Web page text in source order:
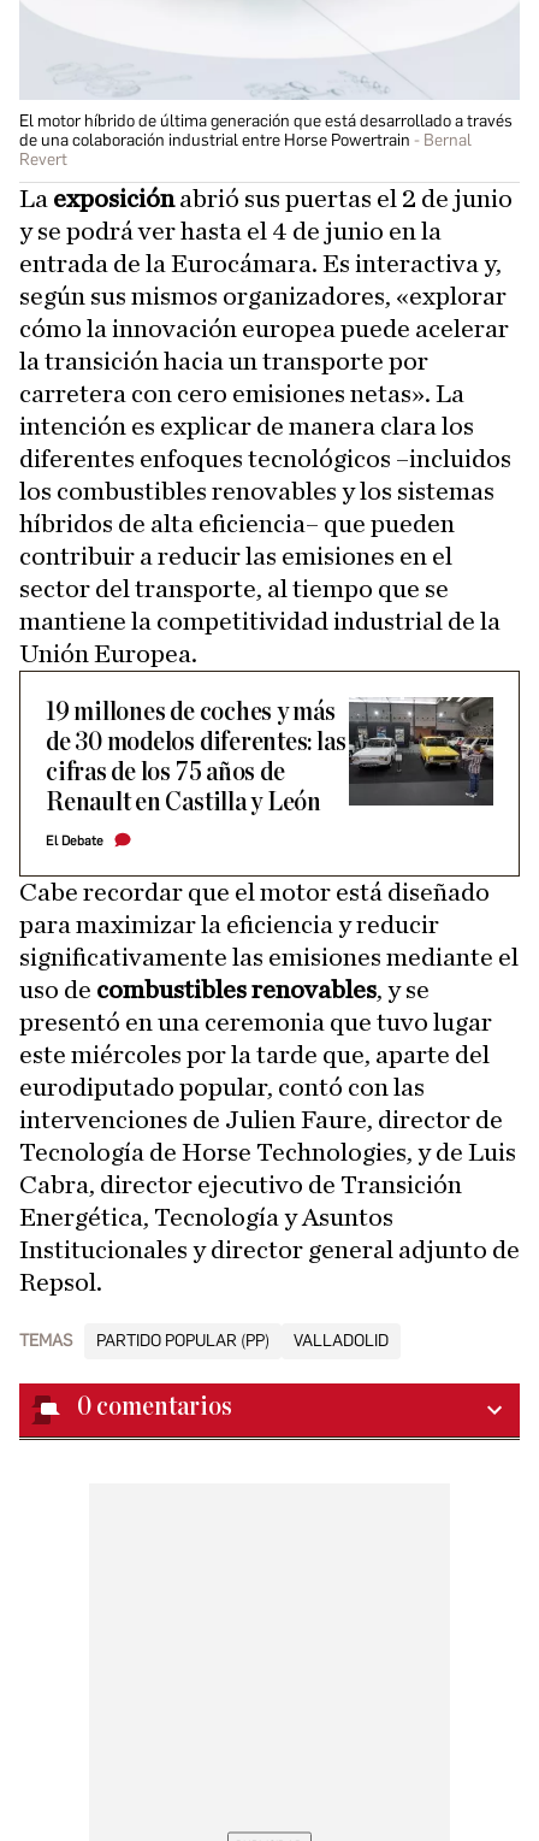
El motor híbrido de última generación que está desarrollado a través
de una colaboración industrial entre Horse Powertrain
Bernal
Revert
La exposiciónabrió sus puertas el 2 de junio
y se podrá ver hasta el 4 de junio en la
entrada de la Eurocámara. Es interactiva y,
según sus mismos organizadores, «explorar
cómo la innovación europea puede acelerar
la transición hacia un transporte por
carretera con cero emisiones netas». La
intención es explicar de manera clara los
diferentes enfoques tecnológicos –incluidos
los combustibles renovables y los sistemas
híbridos de alta eficiencia– que pueden
contribuir a reducir las emisiones en el
sector del transporte, al tiempo que se
mantiene la competitividad industrial de la
Unión Europea.
19 millones de coches y más
de 30 modelos diferentes: las
cifras de los 75 años de
Renault en Castilla y León
El Debate
Cabe recordar que el motor está diseñado
para maximizar la eficiencia y reducir
significativamente las emisiones mediante el
uso de combustibles renovables, y se
presentó en una ceremonia que tuvo lugar
este miércoles por la tarde que, aparte del
eurodiputado popular, contó con las
intervenciones de Julien Faure, director de
Tecnología de Horse Technologies, y de Luis
Cabra, director ejecutivo de Transición
Energética, Tecnología y Asuntos
Institucionales y director general adjunto de
Repsol.
TEMAS PARTIDO POPULAR (PP) VALLADOLID
0 comentarios